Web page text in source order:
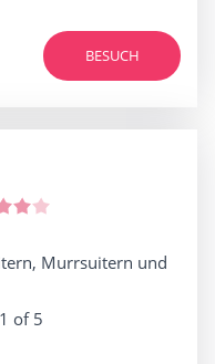
BESUCH
Murrsuitern und
of 5